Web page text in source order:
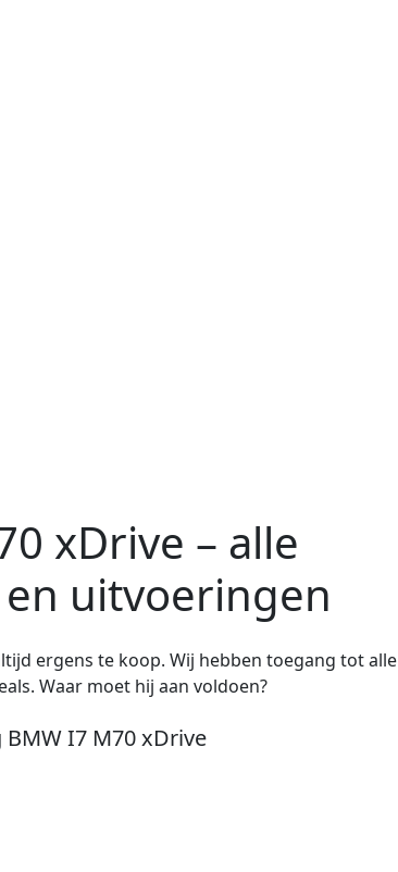
xDrive – alle
uitvoeringen
ergens te koop. Wij hebben toegang tot alle
Waar moet hij aan voldoen?
I7 M70 xDrive